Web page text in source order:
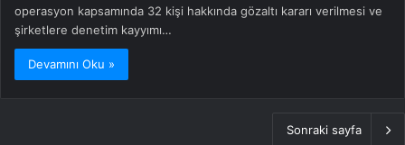
operasyon kapsamında 32 kişi hakkında gözaltı kararı verilmesi ve
şirketlere denetim kayyımı…
Devamını Oku »
Sonraki sayfa